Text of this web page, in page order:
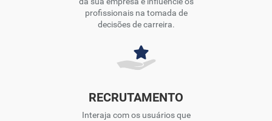
profissionais na tomada de
decisões de carreira.
RECRUTAMENTO
Interaja com os usuários que